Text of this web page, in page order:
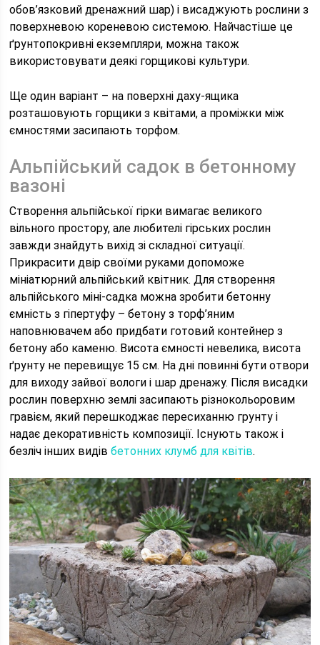
обов’язковий дренажний шар) і висаджують рослини з
поверхневою кореневою системою. Найчастіше це
ґрунтопокривні екземпляри, можна також
використовувати деякі горщикові культури.
Ще один варіант – на поверхні даху-ящика
розташовують горщики з квітами, а проміжки між
ємностями засипають торфом.
Альпійський садок в бетонному
вазоні
Створення альпійської гірки вимагає великого
вільного простору, але любителі гірських рослин
завжди знайдуть вихід зі складної ситуації.
Прикрасити двір своїми руками допоможе
мініатюрний альпійський квітник. Для створення
альпійського міні-садка можна зробити бетонну
ємність з гіпертуфу – бетону з торф’яним
наповнювачем або придбати готовий контейнер з
бетону або каменю. Висота ємності невелика, висота
ґрунту не перевищує 15 см. На дні повинні бути отвори
для виходу зайвої вологи і шар дренажу. Після висадки
рослин поверхню землі засипають різнокольоровим
гравієм, який перешкоджає пересиханню грунту і
надає декоративність композиції. Існують також і
безліч інших видівбетонних клумб для квітів.